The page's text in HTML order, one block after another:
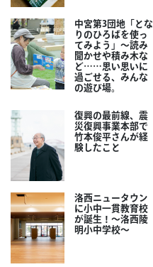
中宮第3団地「とな
りのひろばを使っ
てみよう」～読み
聞かせや積み木な
ど……思い思いに
過ごせる、みんな
の遊び場。
復興の最前線、震
災復興事業本部で
竹本俊平さんが経
験したこと
洛西ニュータウン
に小中一貫教育校
が誕生！～洛西陵
明小中学校～